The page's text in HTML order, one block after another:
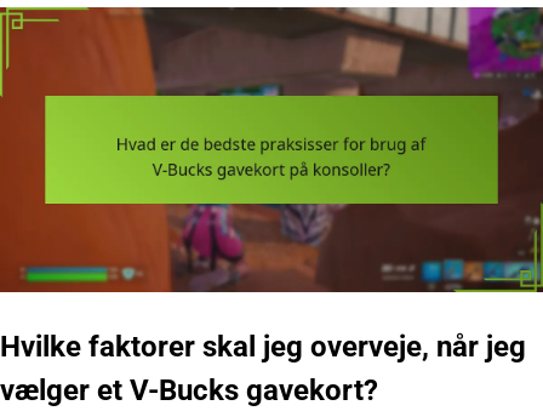
Hvilke faktorer skal jeg overveje, når jeg
vælger et V-Bucks gavekort?